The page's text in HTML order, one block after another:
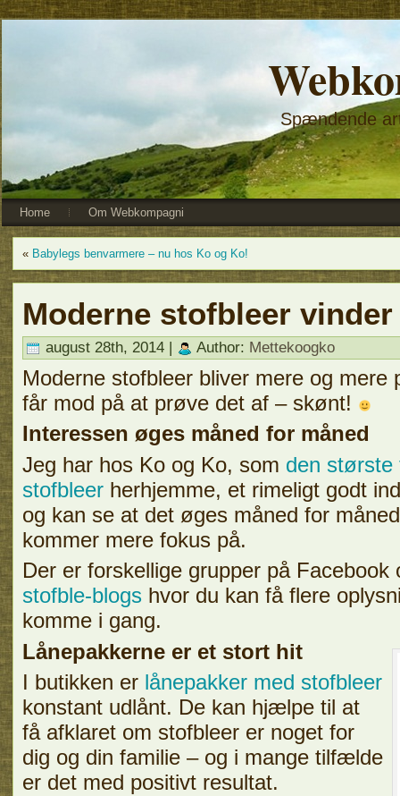
Spændende
Home Om Webkompagni
« Babylegs benvarmere – nu hos Ko og Ko!
Moderne stofbleer
august 28th, 2014 | Author: Mettekoogko
Moderne stofbleer bliver mere og
får mod på at prøve det af – skønt!
Interessen øges måned for måned
Jeg har hos Ko og Ko, som den største
stofbleer herhjemme, et rimeligt godt
og kan se at det øges måned for
kommer mere fokus på.
Der er forskellige grupper på Facebook
stofble-blogs hvor du kan få flere
komme i gang.
Lånepakkerne er et stort hit
I butikken er lånepakker med stofbleer
konstant udlånt. De kan hjælpe til at
få afklaret om stofbleer er noget for
dig og din familie – og i mange tilfælde
er det med positivt resultat.